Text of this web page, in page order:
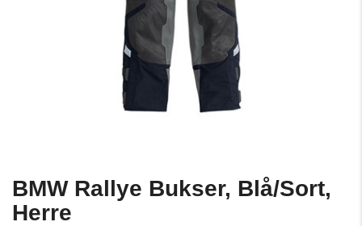
BMW Rallye Bukser, Blå/Sort,
Herre